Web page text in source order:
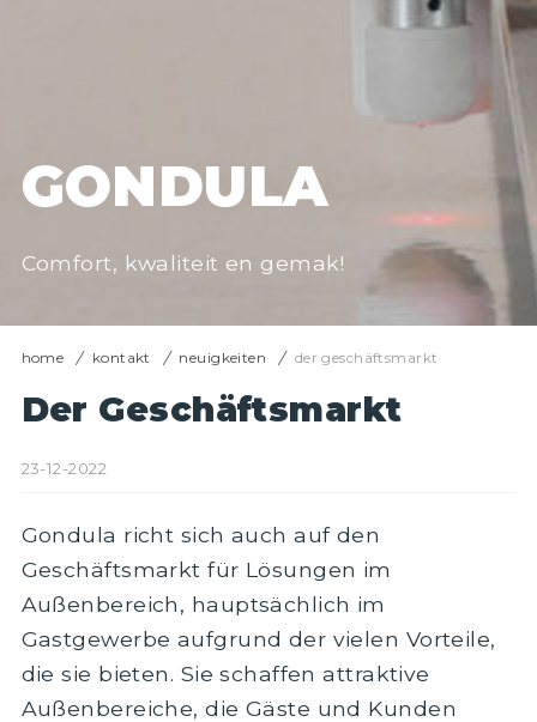
GONDULA
Comfort, kwaliteit en gemak!
home kontakt neuigkeiten der geschäftsmarkt
Der Geschäftsmarkt
23-12-2022
Gondula richt sich auch auf den
Geschäftsmarkt für Lösungen im
Außenbereich, hauptsächlich im
Gastgewerbe aufgrund der vielen Vorteile,
die sie bieten. Sie schaffen attraktive
Außenbereiche, die Gäste und Kunden